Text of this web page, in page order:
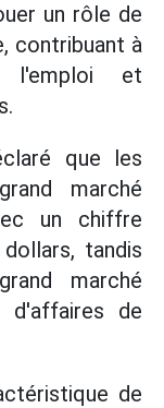
un rôle de
contribuant à
l'emploi et
que les
marché
un chiffre
tandis
marché
d'affaires de
de